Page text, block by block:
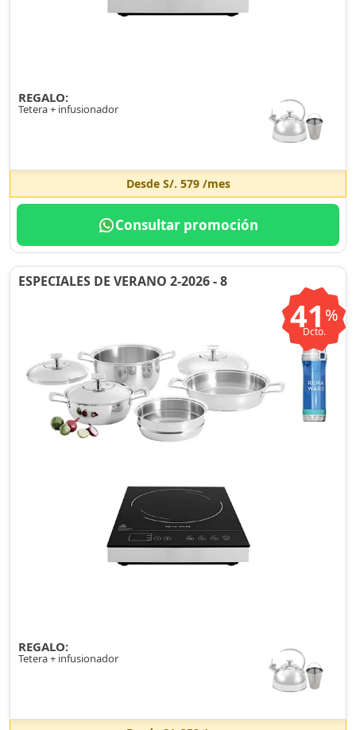
REGALO:
Tetera + infusionador
Desde S/. 579/mes
Consultar promoción
ESPECIALES DE VERANO 2-2026 - 8
41 %
Dcto.
REGALO:
Tetera + infusionador